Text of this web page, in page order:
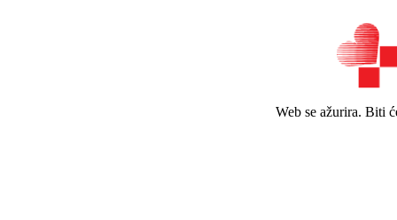
Web se ažurira. Biti